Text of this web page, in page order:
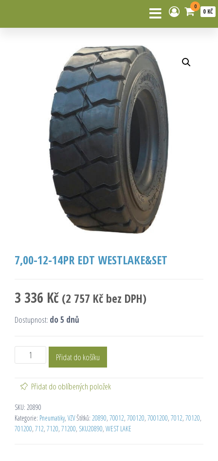
0
0 KČ
7,00-12-14PR EDT WESTLAKE&SET
3 336 Kč (2 757 Kč bez DPH)
Dostupnost: do 5 dnů
Přidat do košíku
Přidat do oblíbených položek
SKU: 20890
Kategorie: Pneumatiky, VZVŠtítků: 20890, 70012, 700120, 7001200, 7012, 70120,
701200, 712, 7120, 71200, SKU20890, WEST LAKE